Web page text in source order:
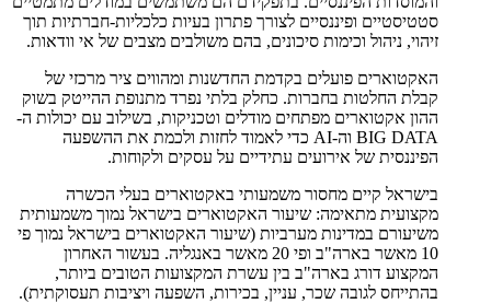
סטטיסטיים ופיננסיים לצורך פתרון בעיות כלכליות-חברתיות תוך
זיהוי, ניהול וכימות סיכונים, בהם משולבים מצבים של אי וודאות.
האקטוארים פועלים בקדמת החדשנות ומהווים ציר מרכזי של
קבלת החלטות בחברות. כחלק בלתי נפרד מתנופת ההייטק בשוק
ההון אקטוארים מפתחים מודלים וטכניקות, בשילוב עם יכולות ה-
BIG DATA וה-AI כדי לאמוד לחזות ולכמת את ההשפעה
הפיננסית של אירועים עתידיים על עסקים ולקוחות.
בישראל קיים מחסור משמעותי באקטוארים בעלי הכשרה
מקצועית מתאימה: שיעור האקטוארים בישראל נמוך משמעותית
משיעורם במדינות מערביות (שיעור האקטוארים בישראל נמוך פי
10 מאשר בארה"ב ופי 20 מאשר באנגליה. בעשור האחרון
המקצוע דורג בארה"ב בין עשרת המקצועות הטובים ביותר,
בהתייחס לגובה שכר, עניין, בכירות, השפעה ויציבות תעסוקתית).